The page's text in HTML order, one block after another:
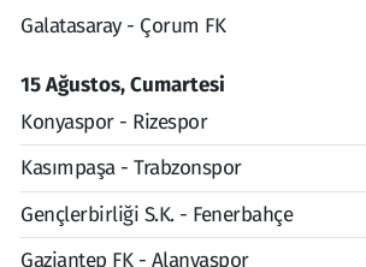
Galatasaray - Çorum FK
15 Ağustos, Cumartesi
Konyaspor - Rizespor
Kasımpaşa - Trabzonspor
Gençlerbirliği S.K. - Fenerbahçe
Gaziantep FK - Alanyaspor